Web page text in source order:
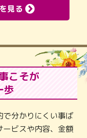
見る
こそが
歩
で分かりにくい事ば
ービスや内容、金額